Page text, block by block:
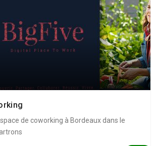
de coworking à Bordeaux dans le